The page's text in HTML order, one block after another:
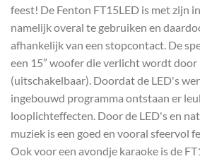
feest! De Fenton FT15LED is met zijn
namelijk overal te gebruiken en
afhankelijk van een stopcontact. De
een 15″ woofer die verlicht wordt door
(uitschakelbaar). Doordat de LED's
ingebouwd programma ontstaan er
looplichteffecten. Door de LED's en
muziek is een goed en vooral sfeervol
Ook voor een avondje karaoke is de